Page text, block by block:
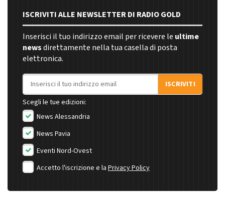
ISCRIVITI ALLE NEWSLETTER DI RADIO GOLD
Inserisci il tuo indirizzo email per ricevere le ultime
newsdirettamente nella tua casella di posta
elettronica.
Indirizzo email
ISCRIVITI
Scegli le tue edizioni:
News Alessandria
News Pavia
Eventi Nord-Ovest
Accetto l'iscrizione e la Privacy Policy